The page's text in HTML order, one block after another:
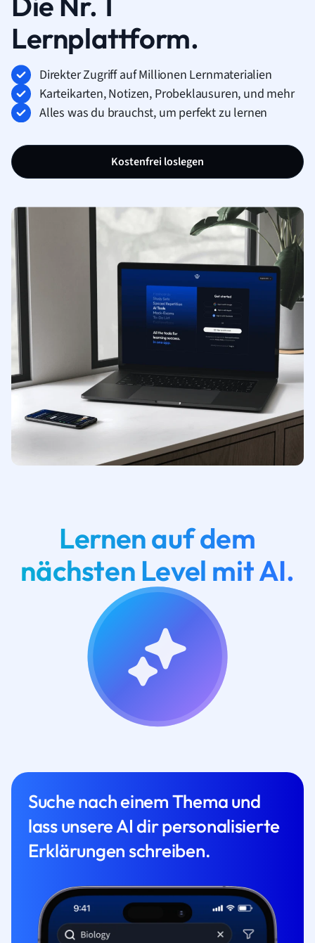
Lernplattform.
Direkter Zugriff auf Millionen Lernmaterialien
Karteikarten, Notizen, Probeklausuren, und mehr
Alles was du brauchst, um perfekt zu lernen
Kostenfrei loslegen
Lernen auf dem
nächsten Level mit AI.
Suche nach einem Thema und
lass unsere AI dir personalisierte
Erklärungen schreiben.